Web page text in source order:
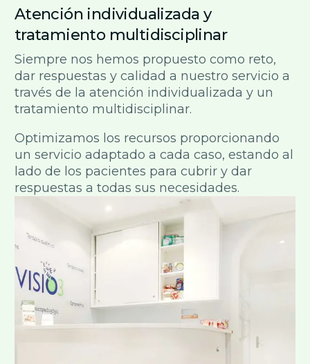
Atención individualizada y
tratamiento multidisciplinar
Siempre nos hemos propuesto como reto,
dar respuestas y calidad a nuestro servicio a
través de la atención individualizada y un
tratamiento multidisciplinar.
Optimizamos los recursos proporcionando
un servicio adaptado a cada caso, estando al
lado de los pacientes para cubrir y dar
respuestas a todas sus necesidades.